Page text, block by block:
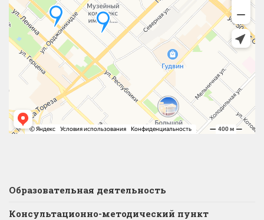
Образовательная деятельность
Консультационно-методический пункт